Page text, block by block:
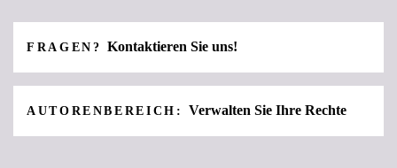
FRAGEN? Kontaktieren Sie uns!
AUTORENBEREICH: Verwalten Sie Ihre Rechte